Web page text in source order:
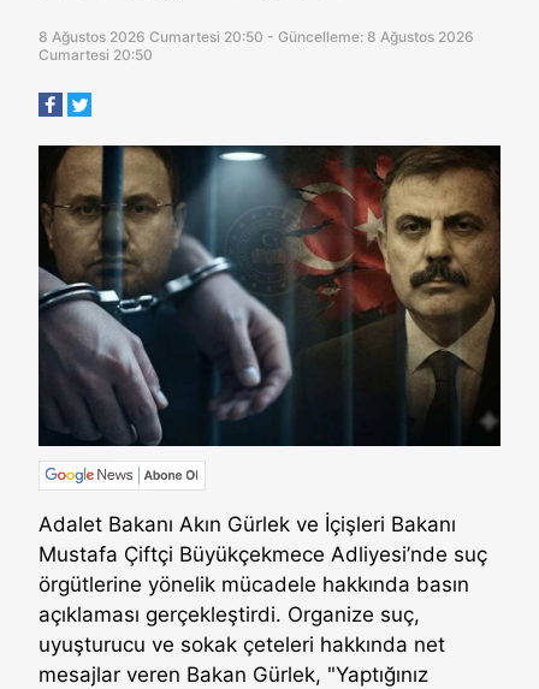
8 Ağustos 2026 Cumartesi 20:50 - Güncelleme: 8 Ağustos 2026
Cumartesi 20:50
Adalet Bakanı Akın Gürlek ve İçişleri Bakanı
Mustafa Çiftçi Büyükçekmece Adliyesi’nde suç
örgütlerine yönelik mücadele hakkında basın
açıklaması gerçekleştirdi. Organize suç,
uyuşturucu ve sokak çeteleri hakkında net
mesajlar veren Bakan Gürlek, "Yaptığınız